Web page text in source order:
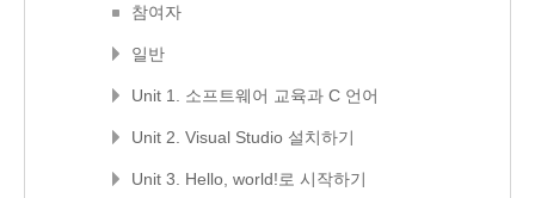
참여자
일반
Unit 1. 소프트웨어 교육과 C 언어
Unit 2. Visual Studio 설치하기
Unit 3. Hello, world!로 시작하기